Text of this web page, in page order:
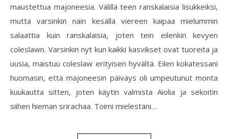
maustettua majoneesia. Välillä teen ranskalaisia lisukkeiksi,
mutta varsinkin näin kesällä viereen kaipaa mielummin
salaattia kuin ranskalaisia, joten tein eilenkin kevyen
coleslawn. Varsinkin nyt kun kaikki kasvikset ovat tuoreita ja
uusia, maistuu coleslaw erityisen hyvältä. Eilen kokatessani
huomasin, että majoneesin päiväys oli umpeutunut monta
kuukautta sitten, joten käytin valmista Aiolia ja sekoitin
siihen hieman srirachaa. Toimi mielestäni…